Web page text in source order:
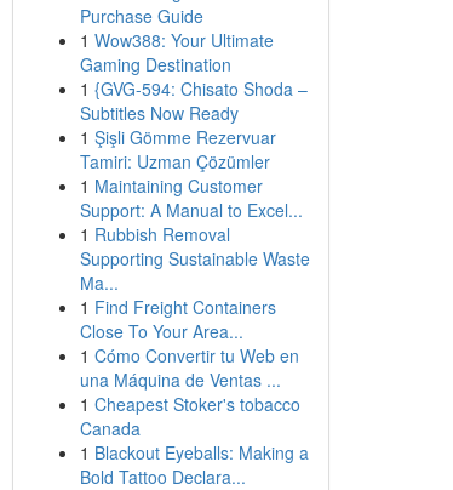
Purchase Guide
1 Wow388: Your Ultimate
Gaming Destination
1 {GVG-594: Chisato Shoda –
Subtitles Now Ready
1 Şişli Gömme Rezervuar
Tamiri: Uzman Çözümler
1 Maintaining Customer
Support: A Manual to Excel...
1 Rubbish Removal
Supporting Sustainable Waste
Ma...
1 Find Freight Containers
Close To Your Area...
1 Cómo Convertir tu Web en
una Máquina de Ventas ...
1 Cheapest Stoker's tobacco
Canada
1 Blackout Eyeballs: Making a
Bold Tattoo Declara...